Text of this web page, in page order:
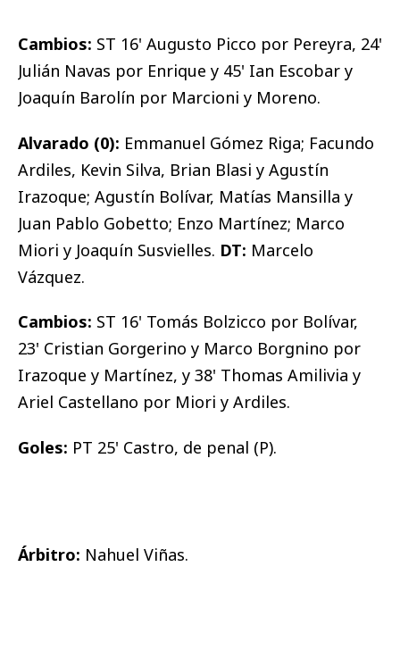
Cambios: ST 16' Augusto Picco por Pereyra, 24'
Julián Navas por Enrique y 45' Ian Escobar y
Joaquín Barolín por Marcioni y Moreno.
Alvarado (0): Emmanuel Gómez Riga; Facundo
Ardiles, Kevin Silva, Brian Blasi y Agustín
Irazoque; Agustín Bolívar, Matías Mansilla y
Juan Pablo Gobetto; Enzo Martínez; Marco
Miori y Joaquín Susvielles. DT: Marcelo
Vázquez.
Cambios: ST 16' Tomás Bolzicco por Bolívar,
23' Cristian Gorgerino y Marco Borgnino por
Irazoque y Martínez, y 38' Thomas Amilivia y
Ariel Castellano por Miori y Ardiles.
Goles: PT 25' Castro, de penal (P).
Árbitro: Nahuel Viñas.